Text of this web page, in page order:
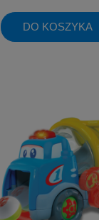
DO KOSZYKA